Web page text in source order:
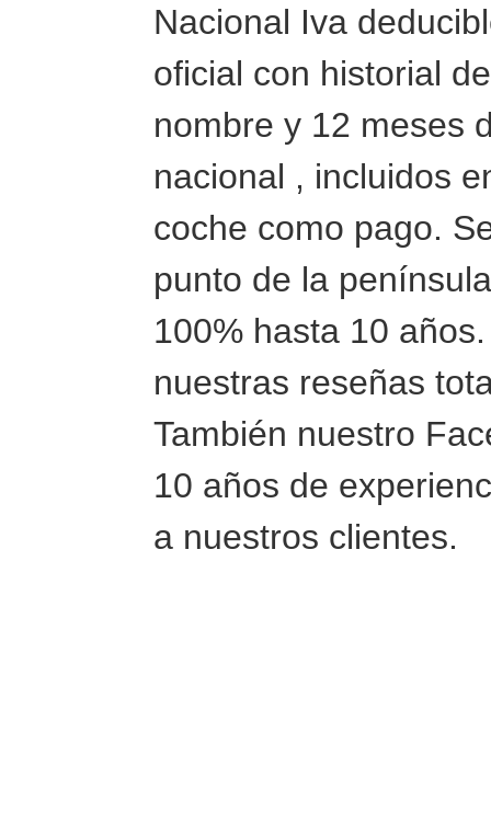
Nacional Iva
oficial con historial
nombre y 12 meses
nacional , incluidos
coche como pago.
punto de la
100% hasta 10
nuestras reseñas
También nuestro
10 años de
a nuestros clientes.